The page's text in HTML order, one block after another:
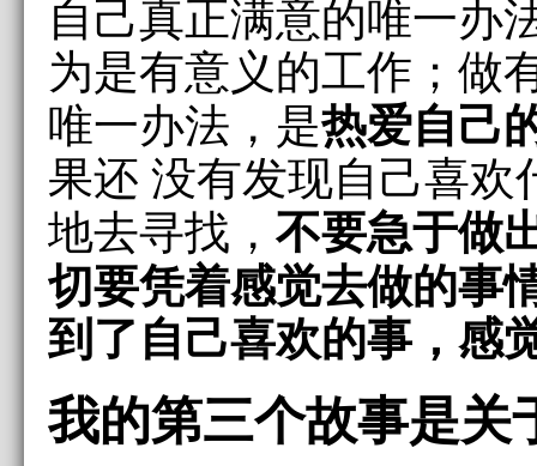
自己真正满意的唯一办
为是有意义的工作；做
唯一办法，是热爱自己
果还 没有发现自己喜欢
地去寻找， 不要急于做
切要凭着感觉去做的事
到了自己喜欢的事，感
我的第三个故事是关